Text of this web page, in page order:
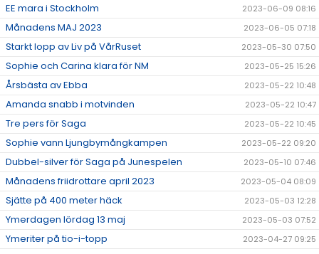
EE mara i Stockholm 2023-06-09 08:16
Månadens MAJ 2023 2023-06-05 07:18
Starkt lopp av Liv på VårRuset 2023-05-30 07:50
Sophie och Carina klara för NM 2023-05-25 15:26
Årsbästa av Ebba 2023-05-22 10:48
Amanda snabb i motvinden 2023-05-22 10:47
Tre pers för Saga 2023-05-22 10:45
Sophie vann Ljungbymångkampen 2023-05-22 09:20
Dubbel-silver för Saga på Junespelen 2023-05-10 07:46
Månadens friidrottare april 2023 2023-05-04 08:09
Sjätte på 400 meter häck 2023-05-03 12:28
Ymerdagen lördag 13 maj 2023-05-03 07:52
Ymeriter på tio-i-topp 2023-04-27 09:25